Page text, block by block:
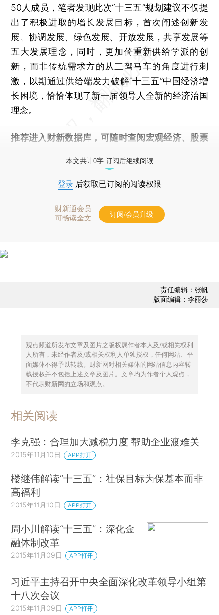
50人成员，笔者发现此次“十三五”规划建议不仅提
出了积极进取的增长发展目标，首次阐述创新发
展、协调发展、绿色发展、开放发展，共享发展等
五大发展理念，同时，更加倚重新供给学派的创
新，而非传统需求方的从三驾马车的角度进行刺
激，以期通过供给端发力破解“十三五”中国经济增
长困境，恰恰体现了新一届领导人全新的经济治国
理念。
推荐进入 财新数据库 ，可随时查阅宏观经济、股票
本文共计0字 订阅后继续阅读
登录 后获取已订阅的阅读权限
财新通会员
可畅读全文
订阅/会员升级
责任编辑：张帆
版面编辑：李丽莎
观点频道所发布文章及图片之版权属作者本人及/或相关权利
人所有，未经作者及/或相关权利人单独授权，任何网站、平
面媒体不得予以转载。财新网对相关媒体的网站信息内容转
载授权并不包括上述文章及图片。文章均为作者个人观点，
不代表财新网的立场和观点。
相关阅读
李克强：合理加大减税力度 帮助企业渡难关
2015年11月10日 APP打开
楼继伟解读“十三五”：社保目标为保基本而非
高福利
2015年11月10日 APP打开
周小川解读“十三五”：深化金
融体制改革
2015年11月09日 APP打开
习近平主持召开中央全面深化改革领导小组第
十八次会议
2015年11月09日 APP打开